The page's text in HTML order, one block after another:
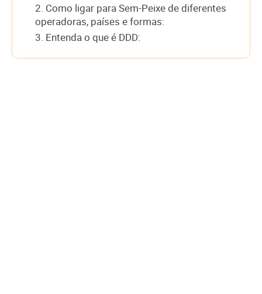
2. Como ligar para Sem-Peixe de diferentes
operadoras, países e formas:
3. Entenda o que é DDD: